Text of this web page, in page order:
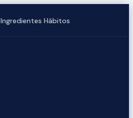
Ingredientes Hábitos